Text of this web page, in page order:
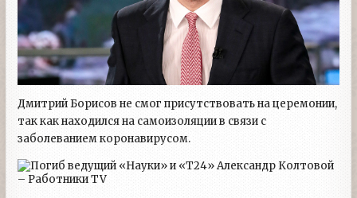
Дмитрий Борисов не смог присутствовать на церемонии,
так как находился на самоизоляции в связи с
заболеванием коронавирусом.